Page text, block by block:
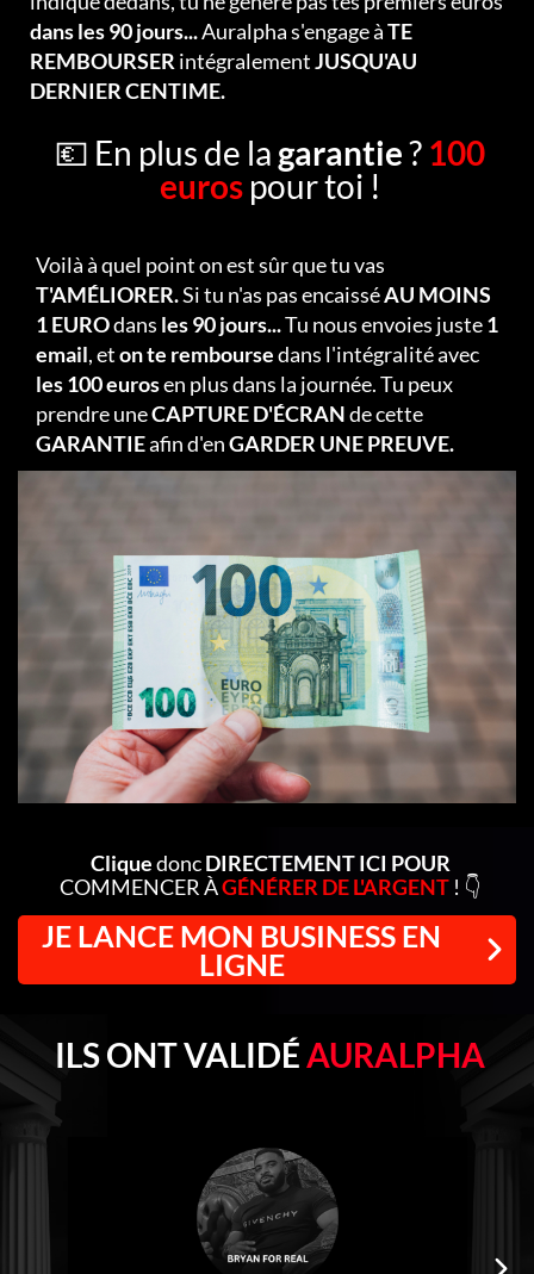
dans les 90 jours...Auralpha s'engage àTE
REMBOURSER intégralementJUSQU'AU
DERNIER CENTIME.
💶 En plus de la garantie? 100
eurospour toi !
Voilà à quel point on est sûr que tu vas
T'AMÉLIORER.Si tu n'as pas encaisséAU MOINS
1 EUROdans les 90 jours...Tu nous envoies juste1
email, eton te remboursedans l'intégralité avec
les 100 eurosen plus dans la journée. Tu peux
prendre uneCAPTURE D'ÉCRANde cette
GARANTIEafin d'enGARDER UNE PREUVE.
CliquedoncDIRECTEMENT ICI POUR
COMMENCER ÀGÉNÉRER DE L'ARGENT ! 👇
JE LANCE MON BUSINESS EN
LIGNE
ILS ONT VALIDÉ AURALPHA